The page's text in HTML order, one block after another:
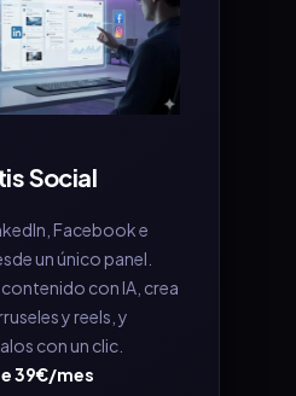
Social
Facebook e
un único panel.
con IA, crea
y reels, y
con un clic.
39€/mes